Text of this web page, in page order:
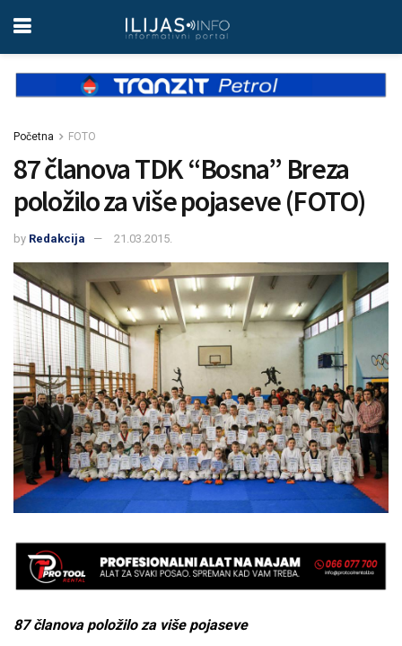
Početna FOTO
87 članova TDK “Bosna” Breza
položilo za više pojaseve (FOTO)
by Redakcija 21.03.2015.
87 članova položilo za više pojaseve